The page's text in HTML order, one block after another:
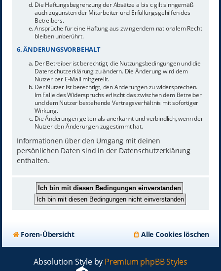
Die Haftungsbegrenzung der Absätze a bis c gilt sinngemäß
auch zugunsten der Mitarbeiter und Erfüllungsgehilfen des
Betreibers.
Ansprüche für eine Haftung aus zwingendem nationalem Recht
bleiben unberührt.
6. ÄNDERUNGSVORBEHALT
Der Betreiber ist berechtigt, die Nutzungsbedingungen und die
Datenschutzerklärung zu ändern. Die Änderung wird dem
Nutzer per E-Mail mitgeteilt.
Der Nutzer ist berechtigt, den Änderungen zu widersprechen.
Im Falle des Widerspruchs erlischt das zwischen dem Betreiber
und dem Nutzer bestehende Vertragsverhältnis mit sofortiger
Wirkung.
Die Änderungen gelten als anerkannt und verbindlich, wenn der
Nutzer den Änderungen zugestimmt hat.
Informationen über den Umgang mit deinen
persönlichen Daten sind in der Datenschutzerklärung
enthalten.
Foren-Übersicht Alle Cookies löschen
Absolution Style by Premium phpBB Styles